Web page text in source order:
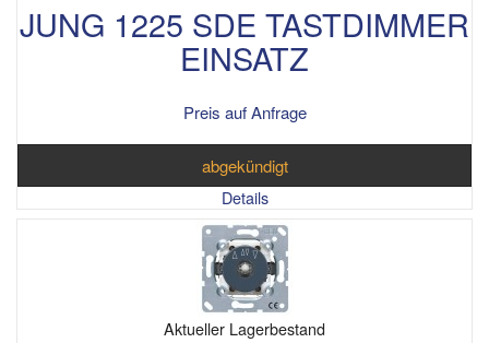
JUNG 1225 SDE TASTDIMMER
EINSATZ
Preis auf Anfrage
abgekündigt
Details
Aktueller Lagerbestand